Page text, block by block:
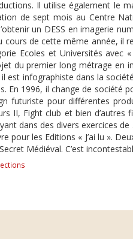
Il utilise également le
de sept mois au Centre
un DESS en imagerie
cours de cette même année, il
Ecoles et Universités avec
du premier long métrage en
il est infographiste dans la
En 1996, il change de société
futuriste pour différentes
II, Fight club et bien
dans des divers exercices
pour les Editions « J’ai lu ».
Médiéval. C’est